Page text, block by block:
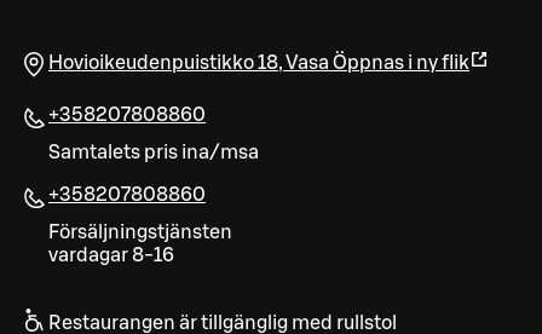
Hovioikeudenpuistikko 18,Vasa Öppnas i ny flik
+358207808860
Samtalets pris ina/msa
+358207808860
Försäljningstjänsten
vardagar 8-16
Restaurangen är tillgänglig med rullstol